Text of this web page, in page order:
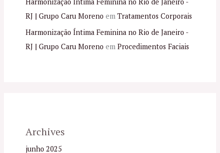
Harmonização Íntima Feminina no Rio de Janeiro -
RJ | Grupo Caru Moreno em Tratamentos Corporais
Harmonização Íntima Feminina no Rio de Janeiro -
RJ | Grupo Caru Moreno em Procedimentos Faciais
Archives
junho 2025